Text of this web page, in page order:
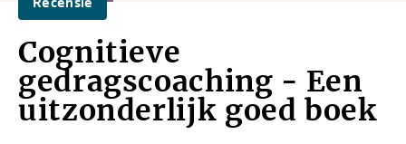
Cognitieve
gedragscoaching - Een
uitzonderlijk goed boek